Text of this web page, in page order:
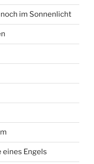
im Sonnenlicht
eines Engels